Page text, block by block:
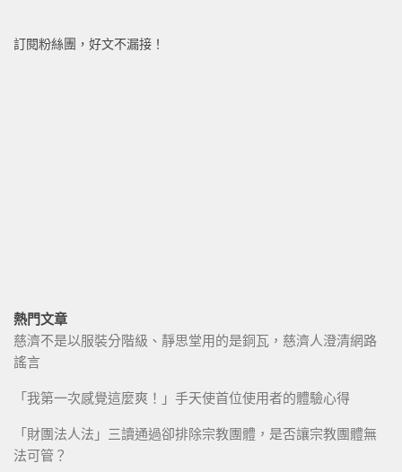
訂閱粉絲團，好文不漏接！
熱門文章
慈濟不是以服裝分階級、靜思堂用的是銅瓦，慈濟人澄清網路
謠言
「我第一次感覺這麼爽！」手天使首位使用者的體驗心得
「財團法人法」三讀通過卻排除宗教團體，是否讓宗教團體無
法可管？